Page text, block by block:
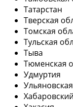
Татарстан
Тверская
Томская
Тульская
Тыва
Тюменская
Удмуртия